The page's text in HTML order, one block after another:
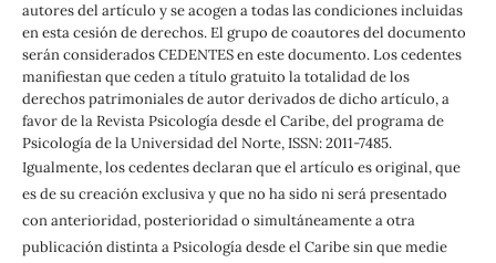
autores del artículo y se acogen a todas las condiciones incluidas
en esta cesión de derechos. El grupo de coautores del documento
serán considerados CEDENTES en este documento. Los cedentes
manifiestan que ceden a título gratuito la totalidad de los
derechos patrimoniales de autor derivados de dicho artículo, a
favor de la Revista Psicología desde el Caribe, del programa de
Psicología de la Universidad del Norte, ISSN: 2011-7485.
Igualmente, los cedentes declaran que el artículo es original, que
es de su creación exclusiva y que no ha sido ni será presentado
con anterioridad, posterioridad o simultáneamente a otra
publicación distinta a Psicología desde el Caribe sin que medie